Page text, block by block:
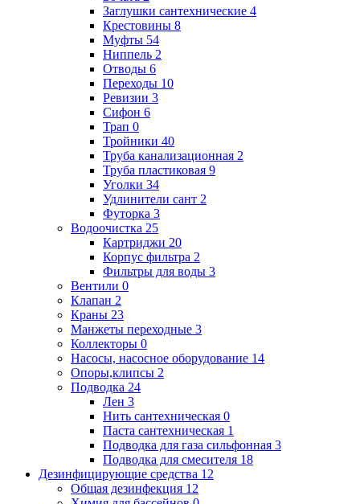
Заглушки сантехнические 4
Крестовины 8
Муфты 54
Ниппель 2
Отводы 6
Переходы 10
Ревизии 3
Сифон 6
Трап 0
Тройники 40
Труба канализационная 2
Труба пластиковая 9
Уголки 34
Удлинители сант 2
Футорка 3
Водоочистка 25
Картриджи 20
Корпус фильтра 2
Фильтры для воды 3
Вентили 0
Клапан 2
Краны 23
Манжеты переходные 3
Коллекторы 0
Насосы, насосное оборудование 14
Опоры,клипсы 2
Подводка 24
Лен 3
Нить сантехническая 0
Паста сантехническая 1
Подводка для газа сильфонная 3
Подводка для смесителя 18
Дезинфицирующие средства 12
Общая дезинфекция 12